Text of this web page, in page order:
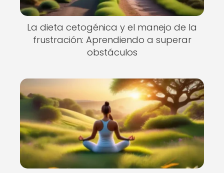
La dieta cetogénica y el manejo de la
frustración: Aprendiendo a superar
obstáculos